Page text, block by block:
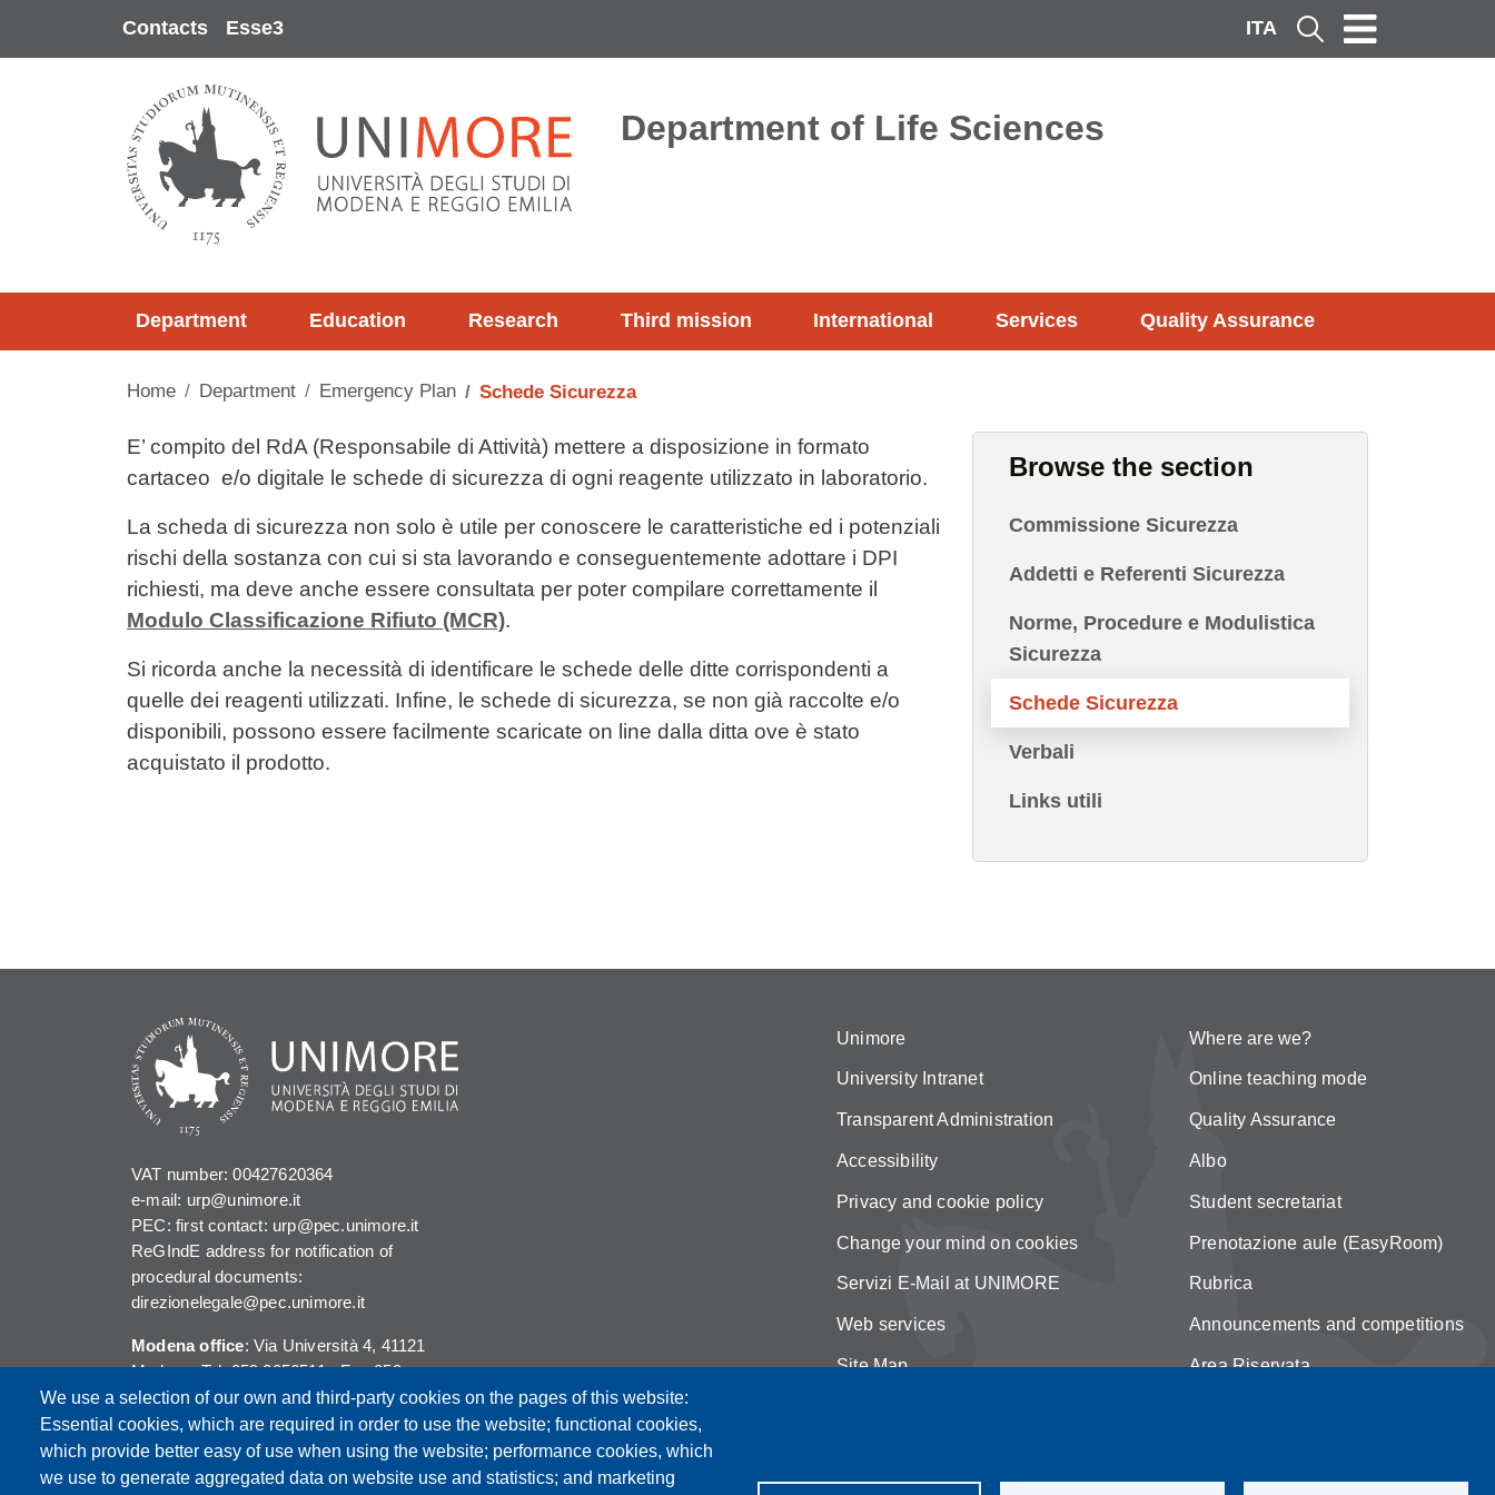
Contacts Esse3 ITA Cerca
Department of Life Sciences
Department Education Research Third mission International Services Quality Assurance
Home Department Emergency Plan Schede Sicurezza
Contenuto
E’ compito del RdA (Responsabile di Attività) mettere a disposizione in formato
cartaceo e/o digitale le schede di sicurezza di ogni reagente utilizzato in laboratorio.
La scheda di sicurezza non solo è utile per conoscere le caratteristiche ed i potenziali
rischi della sostanza con cui si sta lavorando e conseguentemente adottare i DPI
richiesti, ma deve anche essere consultata per poter compilare correttamente il
Modulo Classificazione Rifiuto (MCR).
Si ricorda anche la necessità di identificare le schede delle ditte corrispondenti a
quelle dei reagenti utilizzati. Infine, le schede di sicurezza, se non già raccolte e/o
disponibili, possono essere facilmente scaricate on line dalla ditta ove è stato
acquistato il prodotto.
Browse the section
Commissione Sicurezza
Addetti e Referenti Sicurezza
Norme, Procedure e Modulistica
Sicurezza
Schede Sicurezza
Verbali
Links utili
We use a selection of our own and third-party cookies on the pages of this website:
Essential cookies, which are required in order to use the website; functional cookies,
which provide better easy of use when using the website; performance cookies, which
we use to generate aggregated data on website use and statistics; and marketing
VAT number: 00427620364
e-mail: urp@unimore.it
PEC: first contact: urp@pec.unimore.it
ReGIndE address for notification of
procedural documents:
direzionelegale@pec.unimore.it
Modena office: Via Università 4, 41121
Modena, Tel. 059 2056511 - Fax 059
245156
Reggio Emilia office : Viale A. Allegri 9,
42121 Reggio Emilia, Tel. 0522 523041 -
Unimore
University Intranet
Transparent Administration
Accessibility
Privacy and cookie policy
Change your mind on cookies
Servizi E-Mail at UNIMORE
Web services
Site Map
Where are we?
Online teaching mode
Quality Assurance
Albo
Student secretariat
Prenotazione aule (EasyRoom)
Rubrica
Announcements and competitions
Area Riservata